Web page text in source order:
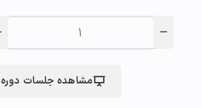
مشاهده جلسات دوره